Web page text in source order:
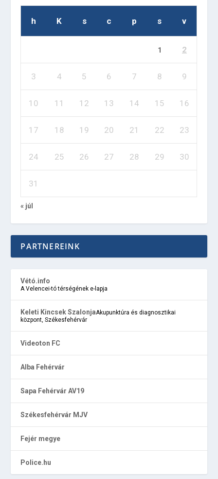
h K s c p s v
1 2
3 4 5 6 7 8 9
10 11 12 13 14 15 16
17 18 19 20 21 22 23
24 25 26 27 28 29 30
31
« júl
PARTNEREINK
Vétó.info
A Velencei-tó térségének e-lapja
Keleti Kincsek SzalonjaAkupunktúra és diagnosztikai
központ, Székesfehérvár
Videoton FC
Alba Fehérvár
Sapa Fehérvár AV19
Székesfehérvár MJV
Fejér megye
Police.hu